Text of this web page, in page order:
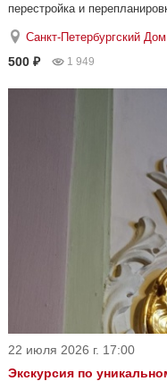
перестройка и
Санкт-Петербургский
500 ₽ 1 949
22 июля 2026 г. 17:00
Экскурсия по